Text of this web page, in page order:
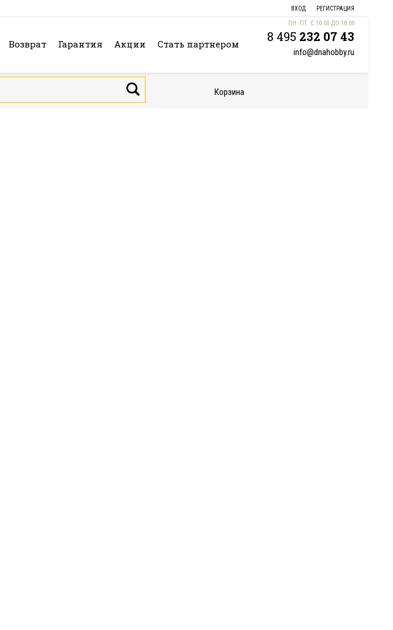
ВХОД РЕГИСТРАЦИЯ
Возврат Гарантия Акции Стать партнером
ПН.-ПТ. С 10:00 ДО 18:00
8 495 232 07 43
info@dnahobby.ru
Корзина